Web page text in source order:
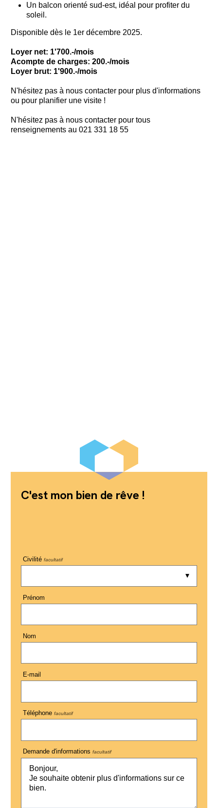
Un balcon orienté sud-est, idéal pour profiter du
soleil.
Disponible dès le 1er décembre 2025.
Loyer net: 1'700.-/mois
Acompte de charges: 200.-/mois
Loyer brut: 1'900.-/mois
N'hésitez pas à nous contacter pour plus d'informations
ou pour planifier une visite !
N'hésitez pas à nous contacter pour tous
renseignements au 021 331 18 55
C'est mon bien de rêve !
Civilité facultatif
Prénom
Nom
E-mail
Téléphone facultatif
Demande d'informations facultatif